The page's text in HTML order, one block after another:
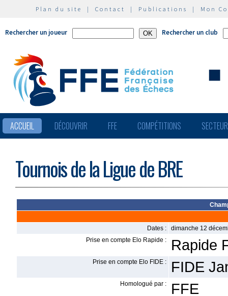
Plan du site | Contact | Publications | Mon
Rechercher un joueur Rechercher un club
ACCUEIL DÉCOUVRIR FFE COMPÉTITIONS
Tournois de la Ligue de BRE
Dates :
dimanche 12
Prise en compte Elo Rapide :
Rapide
Prise en compte Elo FIDE : FIDE
Homologué par : FFE